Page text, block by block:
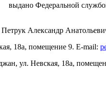
выдано Федеральной
Александр
18а, помещение 9. E-mail:
ул. Невская, 18а,